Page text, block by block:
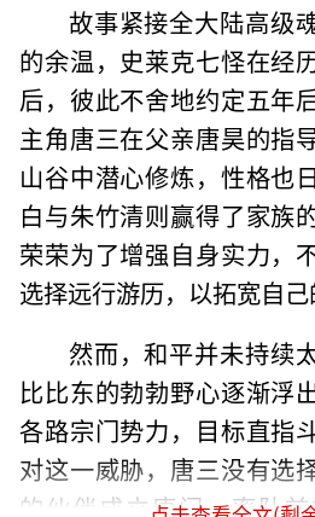
故事紧接全大陆高级
的余温，史莱克七怪在经
后，彼此不舍地约定五年
主角唐三在父亲唐昊的指
山谷中潜心修炼，性格也
白与朱竹清则赢得了家族
荣荣为了增强自身实力，
选择远行游历，以拓宽自己
然而，和平并未持续
比比东的勃勃野心逐渐浮
各路宗门势力，目标直指
对这一威胁，唐三没有选
的伙伴成立唐门，率队